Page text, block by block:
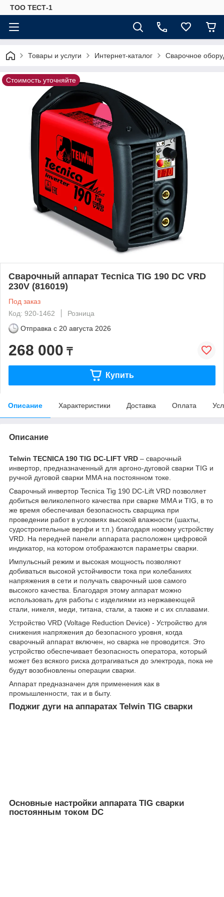
ТОО ТЕСТ-1
Товары и услуги Интернет-каталог Сварочное
Стоимость уточняйте
Сварочный аппарат Tecnica TIG 190 DC VRD
230V (816019)
Под заказ
Код: 920-1462
Розница
Отправка с 20 августа 2026
268 000 ₸
Купить
Описание Характеристики Доставка Оплата
Описание
Telwin TECNICA 190 TIG DC-LIFT VRD – сварочный
инвертор, предназначенный для аргоно-дуговой сварки TIG и
ручной дуговой сварки MMA на постоянном токе.
Сварочный инвертор Tecnica Tig 190 DC-Lift VRD позволяет
добиться великолепного качества при сварке ММA и TIG, в то
же время обеспечивая безопасность сварщика при
проведении работ в условиях высокой влажности (шахты,
судостроительные верфи и т.п.) благодаря новому устройству
VRD. На передней панели аппарата расположен цифровой
индикатор, на котором отображаются параметры сварки.
Импульсный режим и высокая мощность позволяют
добиваться высокой устойчивости тока при колебаниях
напряжения в сети и получать сварочный шов самого
высокого качества. Благодаря этому аппарат можно
использовать для работы с изделиями из нержавеющей
стали, никеля, меди, титана, стали, а также и с их сплавами.
Устройство VRD (Voltage Reduction Device) - Устройство для
снижения напряжения до безопасного уровня, когда
сварочный аппарат включен, но сварка не проводится. Это
устройство обеспечивает безопасность оператора, который
может без всякого риска дотрагиваться до электрода, пока не
будут возобновлены операции сварки.
Аппарат предназначен для применения как в
промышленности, так и в быту.
Поджиг дуги на аппаратах Telwin TIG сварки
Основные настройки аппарата TIG сварки
постоянным током DC